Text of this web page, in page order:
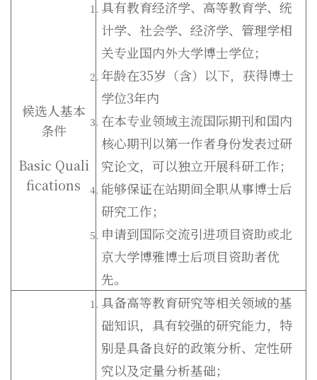
候选人基本
条件
Basic Quali
fications
具有教育经济学、高等教育学、统
计学、社会学、经济学、管理学相
关专业国内外大学博士学位；
年龄在35岁（含）以下，获得博士
学位3年内
在本专业领域主流国际期刊和国内
核心期刊以第一作者身份发表过研
究论文，可以独立开展科研工作；
能够保证在站期间全职从事博士后
研究工作；
申请到国际交流引进项目资助或北
京大学博雅博士后项目资助者优
先。
具备高等教育研究等相关领域的基
础知识，具有较强的研究能力，特
别是具备良好的政策分析、定性研
究以及定量分析基础；